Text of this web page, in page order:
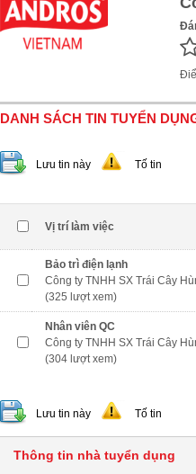
DANH SÁCH TIN TUYỂN
Lưu tin này Tố tin
Vị trí làm việc
Bảo trì điện lạnh
Công ty TNHH SX Trái Cây
(325 lượt xem)
Nhân viên QC
Công ty TNHH SX Trái Cây
(304 lượt xem)
Lưu tin này Tố tin
Thông tin nhà tuyển dụng